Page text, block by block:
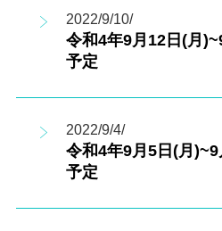
2022/9/10/
令和4年9月12日(月
予定
2022/9/4/
令和4年9月5日(月
予定